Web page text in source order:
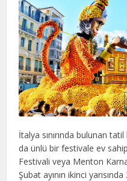
İtalya sınırında bulunan
da ünlü bir festivale ev
Festivali veya Menton
Şubat ayının ikinci